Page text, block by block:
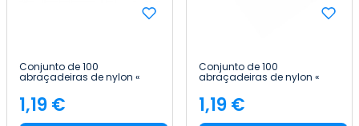
Conjunto de 100
abraçadeiras de nylon «
250x3.6mm » 7hSevenOn
Preço
1,19 €
Conjunto de 100
abraçadeiras de nylon «
250x3.6mm » 7hSevenOn
Preço
1,19 €